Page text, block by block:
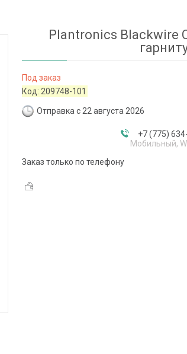
Plantronics Blackwire
Под заказ
Код: 209748-101
Отправка с 22 августа 2026
+7 (775)
Мобильный,
Заказ только по телефону